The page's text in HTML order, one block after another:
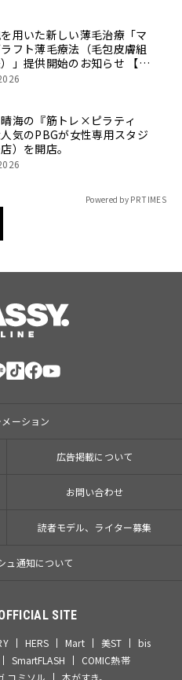
用いた新しい薄毛治療「マ
フト薄毛療法（毛包皮膚組
」提供開始のお知らせ 【医
団 青真会 青山エルクリニ
海の『筋トレ×ピラティ
気のPBGが女性専用スタジ
）を開店。
Powered by PR TIMES
ーション
広告掲載について
お問い合わせ
読者モデル、ライター募集
ュ通知について
SITE
HERS Mart 美ST
bis
SmartFLASH
COMIC熱帯